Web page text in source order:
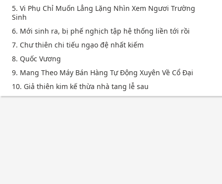
5. Vi Phụ Chỉ Muốn Lẳng Lặng Nhìn Xem Ngươi Trường
Sinh
6. Mới sinh ra, bị phế nghịch tập hệ thống liền tới rồi
7. Chư thiên chi tiếu ngạo đệ nhất kiếm
8. Quốc Vương
9. Mang Theo Máy Bán Hàng Tự Động Xuyên Về Cổ Đại
10. Giả thiên kim kế thừa nhà tang lễ sau